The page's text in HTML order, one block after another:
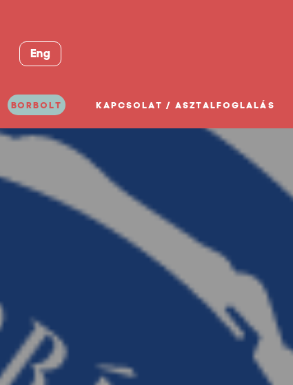
Eng
BORBOLT KAPCSOLAT / ASZTALFOGLALÁS